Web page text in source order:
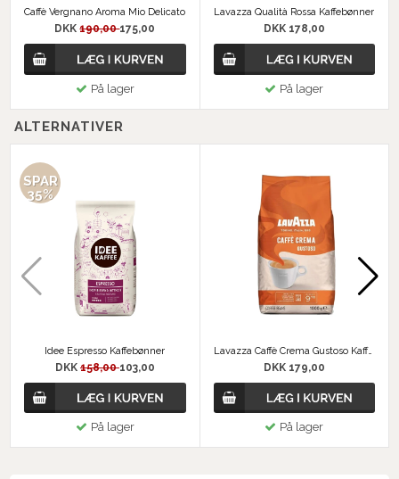
Caffè Vergnano Aroma Mio Delicato
DKK190,00175,00
På lager
Lavazza Qualità Rossa Kaffebønner
DKK 178,00
På lager
ALTERNATIVER
SPAR
35%
Idee Espresso Kaffebønner
DKK 158,00103,00
På lager
Lavazza Caffè Crema Gustoso Kaffebønner
DKK 179,00
På lager